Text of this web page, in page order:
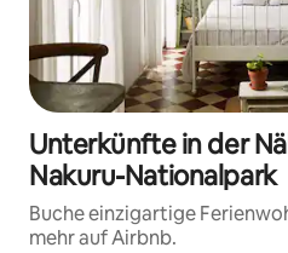
Unterkünfte in der
Nakuru-Nationalpark
Buche einzigartige
mehr auf Airbnb.